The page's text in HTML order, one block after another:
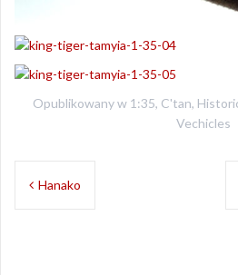
Opublikowany w 1:35, C'tan,
Vechicles
Nawigacja
Hanako